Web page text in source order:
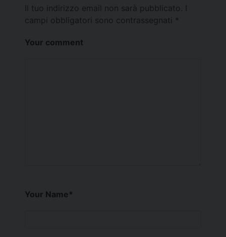
Il tuo indirizzo email non sarà pubblicato.
campi obbligatori sono contrassegnati *
Your comment
Your Name*